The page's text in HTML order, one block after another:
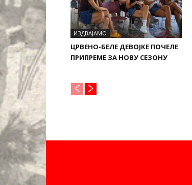
ИЗДВАЈАМО
ЦРВЕНО-БЕЛЕ ДЕВОЈКЕ ПОЧЕЛЕ
ПРИПРЕМЕ ЗА НОВУ СЕЗОНУ